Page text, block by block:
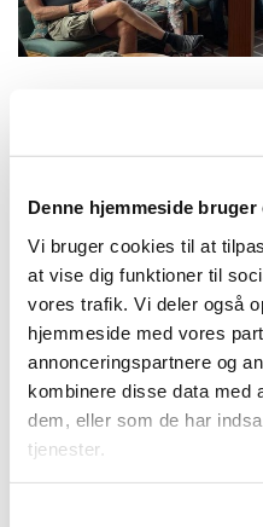
Denne hjemmeside bruger
Vi bruger cookies til at
at vise dig funktioner til
vores trafik. Vi deler også
hjemmeside med vores
annonceringspartnere og
kombinere disse data med
dem, eller som de har
tjenester.
Karlslunde
Mandagshjørnet er en
aften til spisning,
samvær. Alle er velkomne.